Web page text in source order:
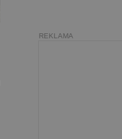
REKLAMA